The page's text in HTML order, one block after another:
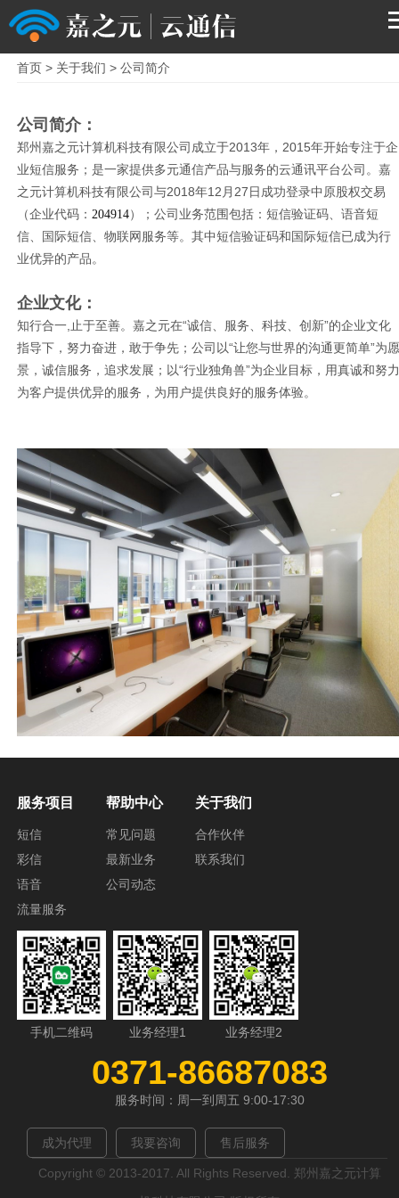
解决方案
服务支持
首页> 关于我们 > 公司简介
公司简介：
郑州嘉之元计算机科技有限公司成立于2013年，2015年开始专注于企
业短信服务；是一家提供多元通信产品与服务的云通讯平台公司。嘉
之元计算机科技有限公司与2018年12月27日成功登录中原股权交易
（企业代码： 204914）；公司业务范围包括： 短信验证码、语音短
信、国际短信、物联网服务等。其中短信验证码和国际短信已成为行
业优异的产品。
企业文化：
知行合一,止于至善。嘉之元在“诚信、服务、科技、创新”的企业文化
指导下，努力奋进，敢于争先；公司以“让您与世界的沟通更简单”为愿
景，诚信服务，追求发展；以“行业独角兽”为企业目标，用真诚和努力
为客户提供优异的服务，为用户提供良好的服务体验。
服务项目
短信
彩信
语音
流量服务
帮助中心
常见问题
最新业务
公司动态
关于我们
合作伙伴
联系我们
手机二维码 业务经理1 业务经理2
0371-86687083
服务时间：周一到周五 9:00-17:30
成为代理 我要咨询 售后服务
Copyright © 2013-2017. All Rights Reserved. 郑州嘉之元计算